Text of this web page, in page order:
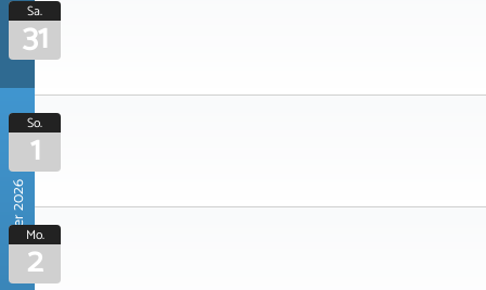
Sa.
31
November 2026
So.
1
Mo.
2